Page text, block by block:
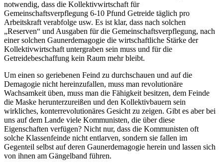
notwendig, dass die Kollektivwirtschaft für
Gemeinschaftsverpflegung 6-10 Pfund Getreide täglich pro
Arbeitskraft verabfolge usw. Es ist klar, dass nach solchen
„Reserven“ und Ausgaben für die Gemeinschaftsverpflegung, nach
einer solchen Gaunerdemagogie die wirtschaftliche Stärke der
Kollektivwirtschaft untergraben sein muss und für die
Getreidebeschaffung kein Raum mehr bleibt.
Um einen so geriebenen Feind zu durchschauen und auf die
Demagogie nicht hereinzufallen, muss man revolutionäre
Wachsamkeit üben, muss man die Fähigkeit besitzen, dem Feinde
die Maske herunterzureißen und den Kollektivbauern sein
wirkliches, konterrevolutionäres Gesicht zu zeigen. Gibt es aber bei
uns auf dem Lande viele Kommunisten, die über diese
Eigenschaften verfügen? Nicht nur, dass die Kommunisten oft
solche Klassenfeinde nicht entlarven, sondern sie fallen im
Gegenteil selbst auf deren Gaunerdemagogie herein und lassen sich
von ihnen am Gängelband führen.